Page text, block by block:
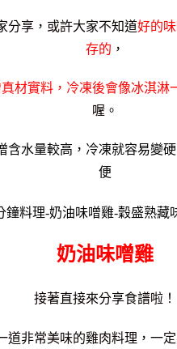
分享，或許大家不知道好的
存的 ，
材實料，冷凍後會像冰淇淋
喔。
含水量較高，冷凍就容易變
便
奶油味噌雞
接著直接來分享食譜啦！
道非常美味的雞肉料理，一